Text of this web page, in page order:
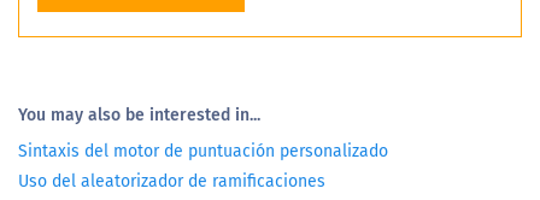
You may also be interested in...
Sintaxis del motor de puntuación personalizado
Uso del aleatorizador de ramificaciones